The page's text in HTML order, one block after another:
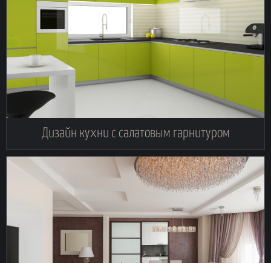
Дизайн кухни с салатовым гарнитуром